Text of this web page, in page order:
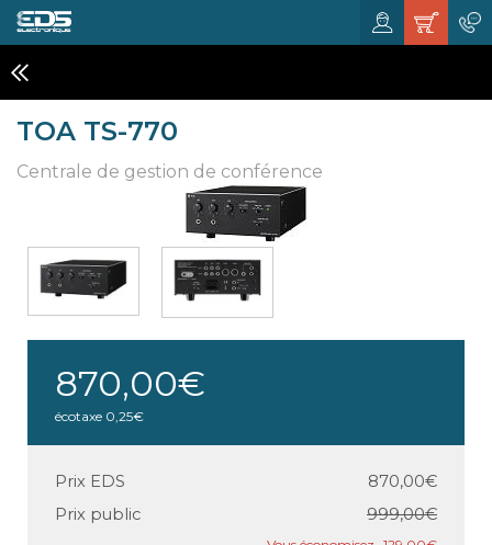
TOA TS-770
Centrale de gestion de conférence
870,00€
écotaxe 0,25€
Prix EDS
870,00€
Prix public
999,00€